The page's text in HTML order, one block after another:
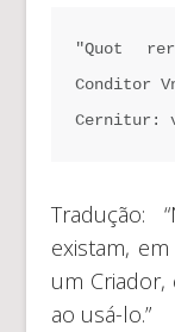
"Quot
Conditor
Cernitur:
Tradução:
existam,
um
ao usá-lo.”